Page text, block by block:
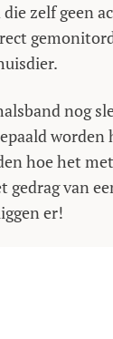
die zelf geen
nog
worden
hoe het
gedrag van
er!